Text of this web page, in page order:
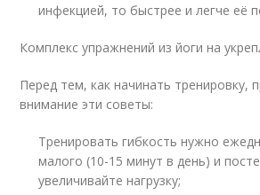
инфекцией, то быстрее и легче её
Комплекс упражнений из йоги на
Перед тем, как начинать тренировку,
внимание эти советы:
Тренировать гибкость нужно
малого (10-15 минут в день) и
увеличивайте нагрузку;